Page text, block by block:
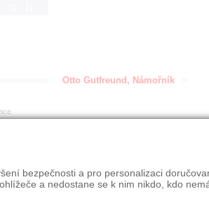
Otto Gutfreund, Námořník
bezpečnosti a pro personalizaci
a nedostane se k nim nikdo, kdo